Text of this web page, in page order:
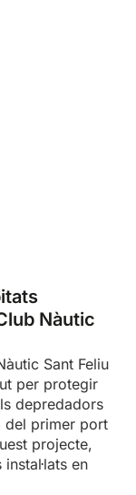
Nàutic
Sant Feliu
per protegir
depredadors
del primer port
projecte,
en